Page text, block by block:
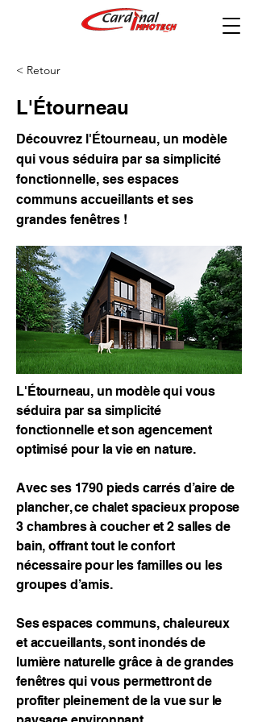
< Retour
L'Étourneau
Découvrez l'Étourneau, un modèle
qui vous séduira par sa simplicité
fonctionnelle, ses espaces
communs accueillants et ses
grandes fenêtres !
L'Étourneau, un modèle qui vous
séduira par sa simplicité
fonctionnelle et son agencement
optimisé pour la vie en nature.
Avec ses 1790 pieds carrés d’aire de
plancher, ce chalet spacieux propose
3 chambres à coucher et 2 salles de
bain, offrant tout le confort
nécessaire pour les familles ou les
groupes d’amis.
Ses espaces communs, chaleureux
et accueillants, sont inondés de
lumière naturelle grâce à de grandes
fenêtres qui vous permettront de
profiter pleinement de la vue sur le